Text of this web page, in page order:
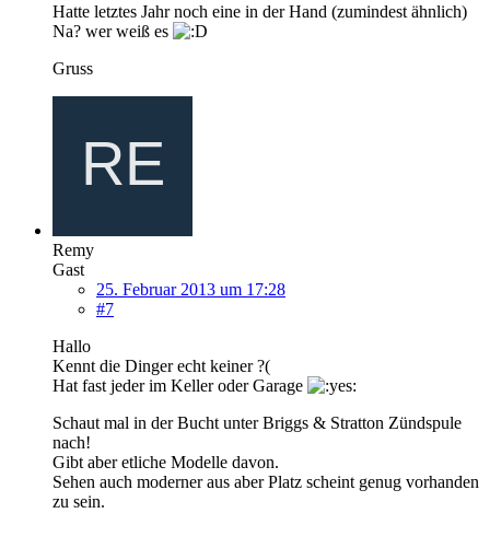
Hatte letztes Jahr noch eine in der Hand (zumindest ähnlich)
Na? wer weiß es
Gruss
Remy
Gast
25. Februar 2013 um 17:28
#7
Hallo
Kennt die Dinger echt keiner ?(
Hat fast jeder im Keller oder Garage
Schaut mal in der Bucht unter Briggs & Stratton Zündspule
nach!
Gibt aber etliche Modelle davon.
Sehen auch moderner aus aber Platz scheint genug vorhanden
zu sein.